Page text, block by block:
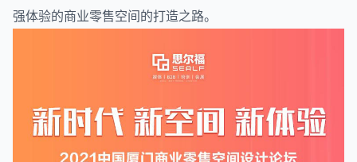
强体验的商业零售空间的打造之路。